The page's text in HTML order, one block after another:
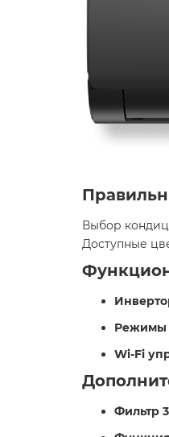
Выбор
Доступные
Режимы
Wi-Fi
Фильтр 3